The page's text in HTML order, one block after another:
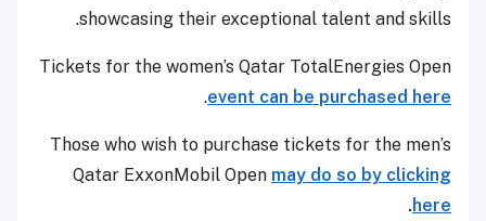
showcasing their exceptional talent and skills.
Tickets for the women’s Qatar TotalEnergies Open
event can be purchased here
.
Those who wish to purchase tickets for the men’s
Qatar ExxonMobil Open may do so by clicking
here
.